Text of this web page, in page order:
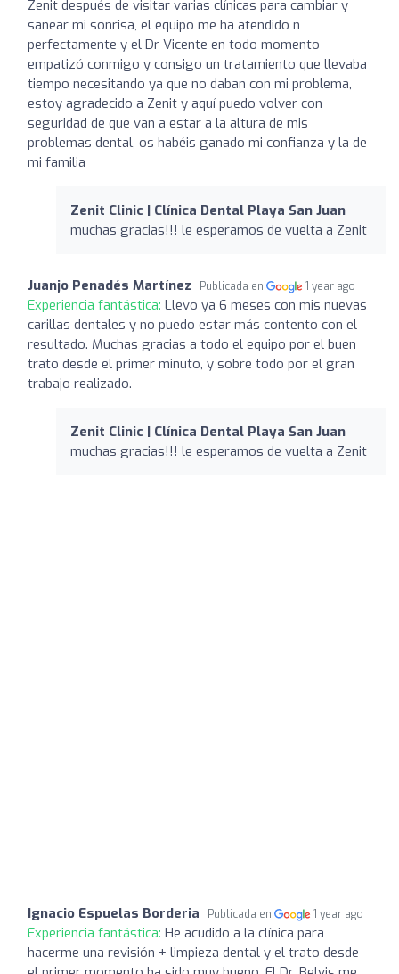
Zenit después de visitar varias clínicas para cambiar y
sanear mi sonrisa, el equipo me ha atendido n
perfectamente y el Dr Vicente en todo momento
empatizó conmigo y consigo un tratamiento que llevaba
tiempo necesitando ya que no daban con mi problema,
estoy agradecido a Zenit y aquí puedo volver con
seguridad de que van a estar a la altura de mis
problemas dental, os habéis ganado mi confianza y la de
mi familia
Zenit Clinic | Clínica Dental Playa San Juan
muchas gracias!!! le esperamos de vuelta a Zenit
Juanjo Penadés Martínez Publicada en 1 year ago
Experiencia fantástica: Llevo ya 6 meses con mis nuevas
carillas dentales y no puedo estar más contento con el
resultado. Muchas gracias a todo el equipo por el buen
trato desde el primer minuto, y sobre todo por el gran
trabajo realizado.
Zenit Clinic | Clínica Dental Playa San Juan
muchas gracias!!! le esperamos de vuelta a Zenit
Ignacio Espuelas Borderia Publicada en 1 year ago
Experiencia fantástica: He acudido a la clínica para
hacerme una revisión + limpieza dental y el trato desde